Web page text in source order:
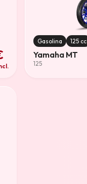
Gasolina 125 cc
Yamaha MT
125